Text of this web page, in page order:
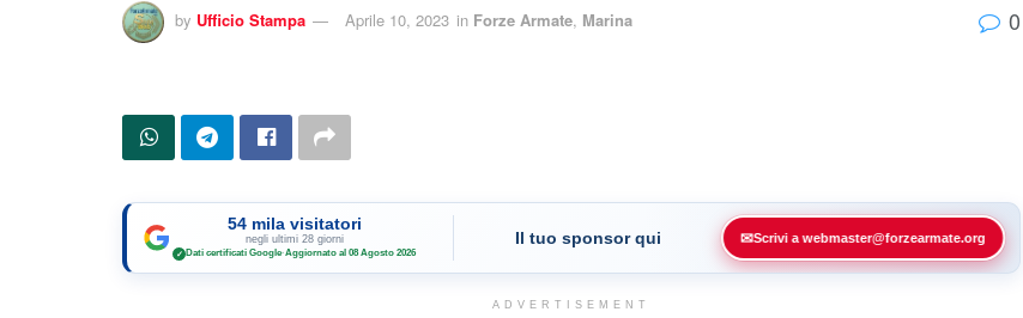
by Ufficio Stampa Aprile 10, 2023 in Forze Armate, Marina 0
54 mila visitatori
negli ultimi 28 giorni
✓ Dati certificati Google·Aggiornato al 08 Agosto 2026
Il tuo sponsor qui ✉Scrivi a webmaster@forzearmate.org
ADVERTISEMENT